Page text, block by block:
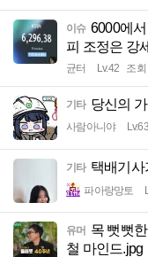
이슈 6000에
피 조정은 강
균터 Lv.42 조
기타 당신의
사람아니야 Lv.63
기타 택배기사
파아랑망토
유머 목 뻣뻣
철 마인드.jpg